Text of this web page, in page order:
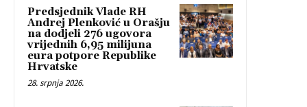
Predsjednik Vlade RH
Andrej Plenković u Orašju
na dodjeli 276 ugovora
vrijednih 6,95 milijuna
eura potpore Republike
Hrvatske
28. srpnja 2026.